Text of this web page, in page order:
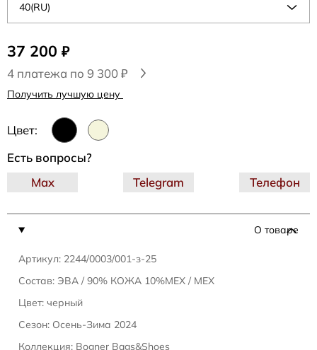
37 200 ₽
4 платежа по 9 300 ₽
Получить лучшую цену
Цвет:
40(RU)
О товаре
Артикул: 2244/0003/001-з-25
Состав: ЭВА / 90% КОЖА 10%МЕХ / МЕХ
Цвет: черный
Сезон: Осень-Зима 2024
Коллекция: Bogner Bags&Shoes
Есть вопросы?
Telegram
Max Телефон